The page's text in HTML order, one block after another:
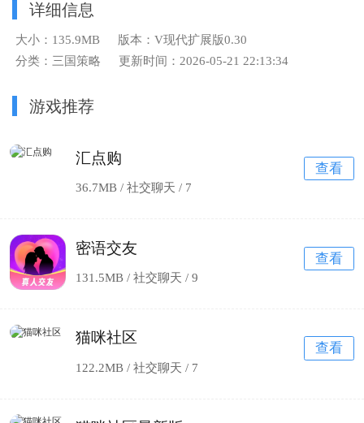
详细信息
大小：135.9MB
版本：V现代扩展版0.30
分类：三国策略
更新时间：2026-05-21 22:13:34
游戏推荐
汇点购
36.7MB / 社交聊天 / 7
查看
密语交友
131.5MB / 社交聊天 /9
查看
猫咪社区
122.2MB / 社交聊天 / 7
查看